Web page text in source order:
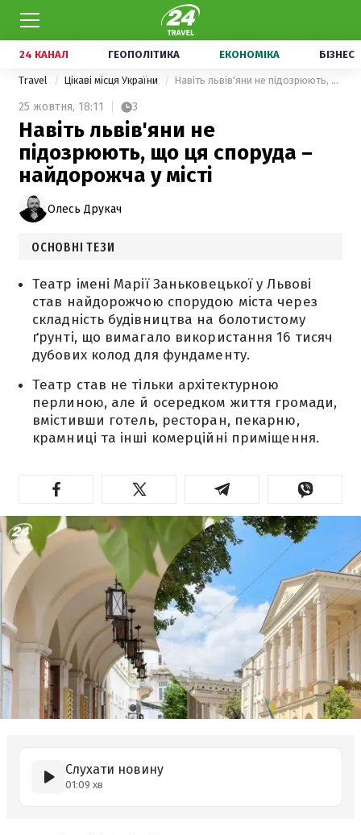
24 КАНАЛ ГЕОПОЛІТИКА ЕКОНОМІКА БІЗНЕС
Travel Цікаві місця України Навіть львів'яни не підозрюють, що ця споруда – найдорожча у місті
25 жовтня, 18:11 3
Навіть львів'яни не
підозрюють, що ця споруда –
найдорожча у місті
Олесь Друкач
ОСНОВНІ ТЕЗИ
Театр імені Марії Заньковецької у Львові
став найдорожчою спорудою міста через
складність будівництва на болотистому
ґрунті, що вимагало використання 16 тисяч
дубових колод для фундаменту.
Театр став не тільки архітектурною
перлиною, але й осередком життя громади,
вмістивши готель, ресторан, пекарню,
крамниці та інші комерційні приміщення.
Слухати новину
01:09 хв